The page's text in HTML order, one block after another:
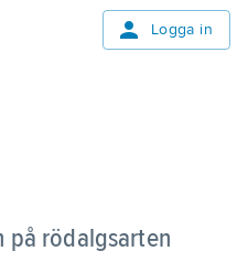
Logga in
på rödalgsarten